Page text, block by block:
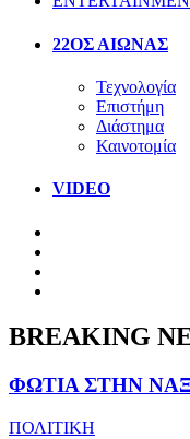
22ΟΣ ΑΙΩΝΑΣ
Τεχνολογία
Επιστήμη
Διάστημα
Καινοτομία
VIDEO
BREAKING
ΦΩΤΙΑ ΣΤΗΝ
ΠΟΛΙΤΙΚΗ